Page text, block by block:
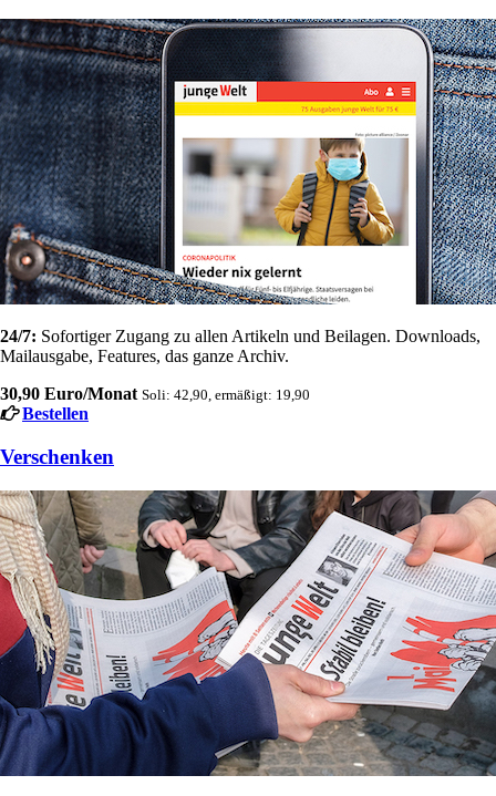
24/7: Sofortiger Zugang zu allen Artikeln und Beilagen. Downloads,
Mailausgabe, Features, das ganze Archiv.
30,90 Euro/Monat Soli: 42,90, ermäßigt: 19,90
Bestellen
Verschenken